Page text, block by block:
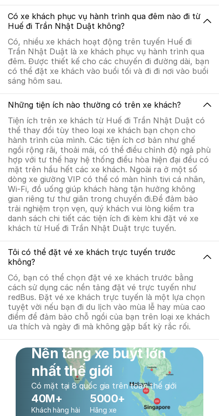
Có xe khách phục vụ hành trình qua đêm nào đi từ
Huế đi Trần Nhật Duật không?
Có, nhiều xe khách hoạt động trên tuyến Huế đi
Trần Nhật Duật là xe khách phục vụ hành trình qua
đêm. Được thiết kế cho các chuyến đi đường dài, bạn
có thể đặt xe khách vào buổi tối và đi đi nơi vào buổi
sáng hôm sau.
Những tiện ích nào thường có trên xe khách?
Tiện ích trên xe khách từ Huế đi Trần Nhật Duật có
thể thay đổi tùy theo loại xe khách bạn chọn cho
hành trình của mình. Các tiện ích cơ bản như ghế
ngồi rộng rãi, thoải mái, có thể điều chỉnh độ ngả phù
hợp với tư thế hay hệ thống điều hòa hiện đại đều có
mặt trên hầu hết các xe khách. Ngoài ra ở một số
dòng xe giường VIP có thể có màn hình tivi cá nhân,
Wi-Fi, đồ uống giúp khách hàng tận hưởng không
gian riêng tư thư giãn trong chuyến đi.Để đảm bảo
trải nghiệm trọn vẹn, quý khách vui lòng kiểm tra
danh sách chi tiết các tiện ích đi kèm khi đặt vé xe
khách từ Huế đi Trần Nhật Duật trực tuyến.
Tôi có thể đặt vé xe khách trực tuyến trước
không?
Có, bạn có thể chọn đặt vé xe khách trước bằng
cách sử dụng các nền tảng đặt vé trực tuyến như
redBus. Đặt vé xe khách trực tuyến là một lựa chọn
tuyệt vời nếu bạn đi du lịch vào mùa lễ hay mùa cao
điểm để đảm bảo chỗ ngồi của bạn trên loại xe khách
ưa thích và ngày đi mà không gặp bất kỳ rắc rối.
Nền tảng xe buýt lớn
nhất thế giới
Có mặt tại 8 quốc gia trên toàn thế giới
40M+
Khách hàng hài
5000+
Hãng xe